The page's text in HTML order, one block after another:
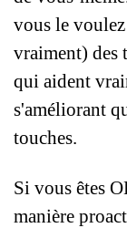
vous le
vraiment) des
qui aident
s'améliorant
touches.
Si vous êtes
manière